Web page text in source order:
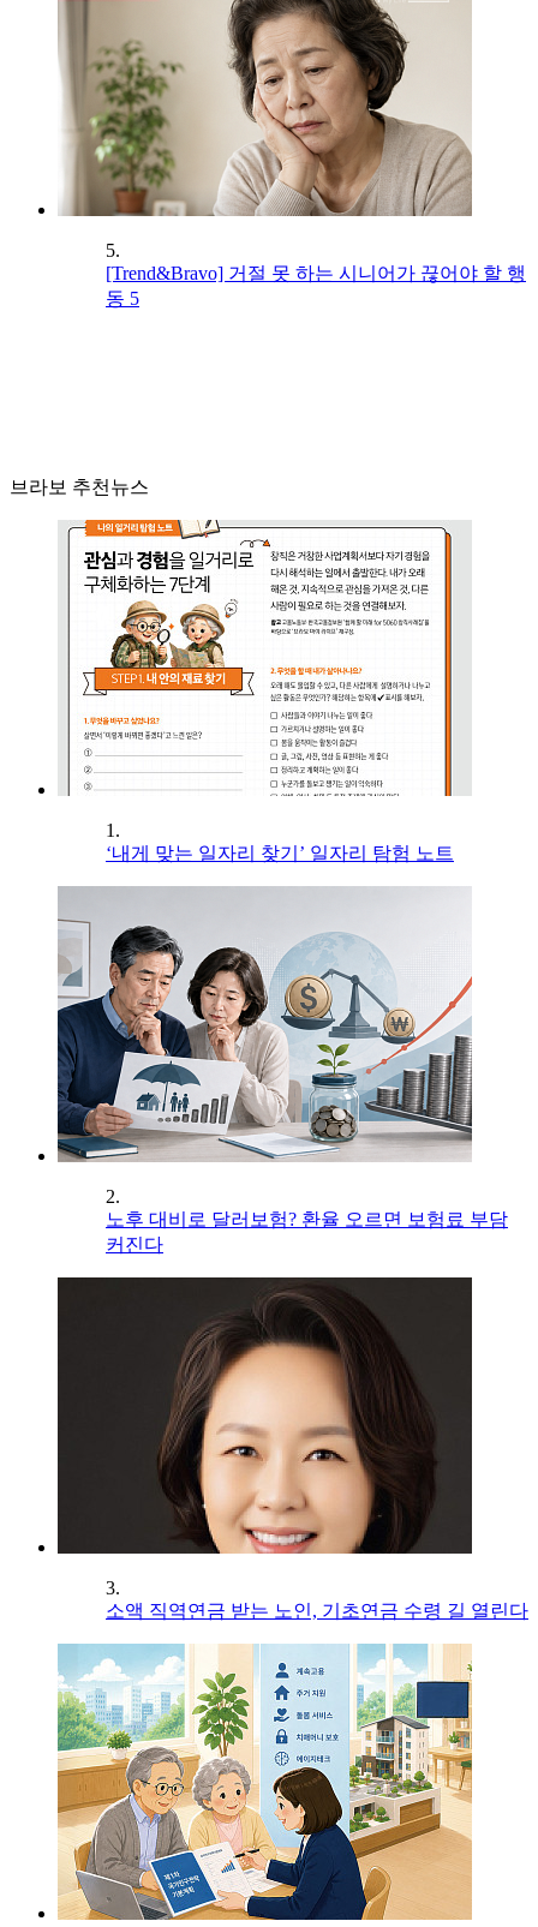
5.
[Trend&Bravo] 거절 못 하는 시니어가 끊어야 할 행
동 5
브라보 추천뉴스
1.
‘내게 맞는 일자리 찾기’ 일자리 탐험 노트
2.
노후 대비로 달러보험? 환율 오르면 보험료 부담
커진다
3.
소액 직역연금 받는 노인, 기초연금 수령 길 열린다